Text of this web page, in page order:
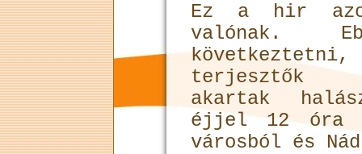
Ez a hir
valónak.
terjesztők
akartak
éjjel 12 óra
városból és